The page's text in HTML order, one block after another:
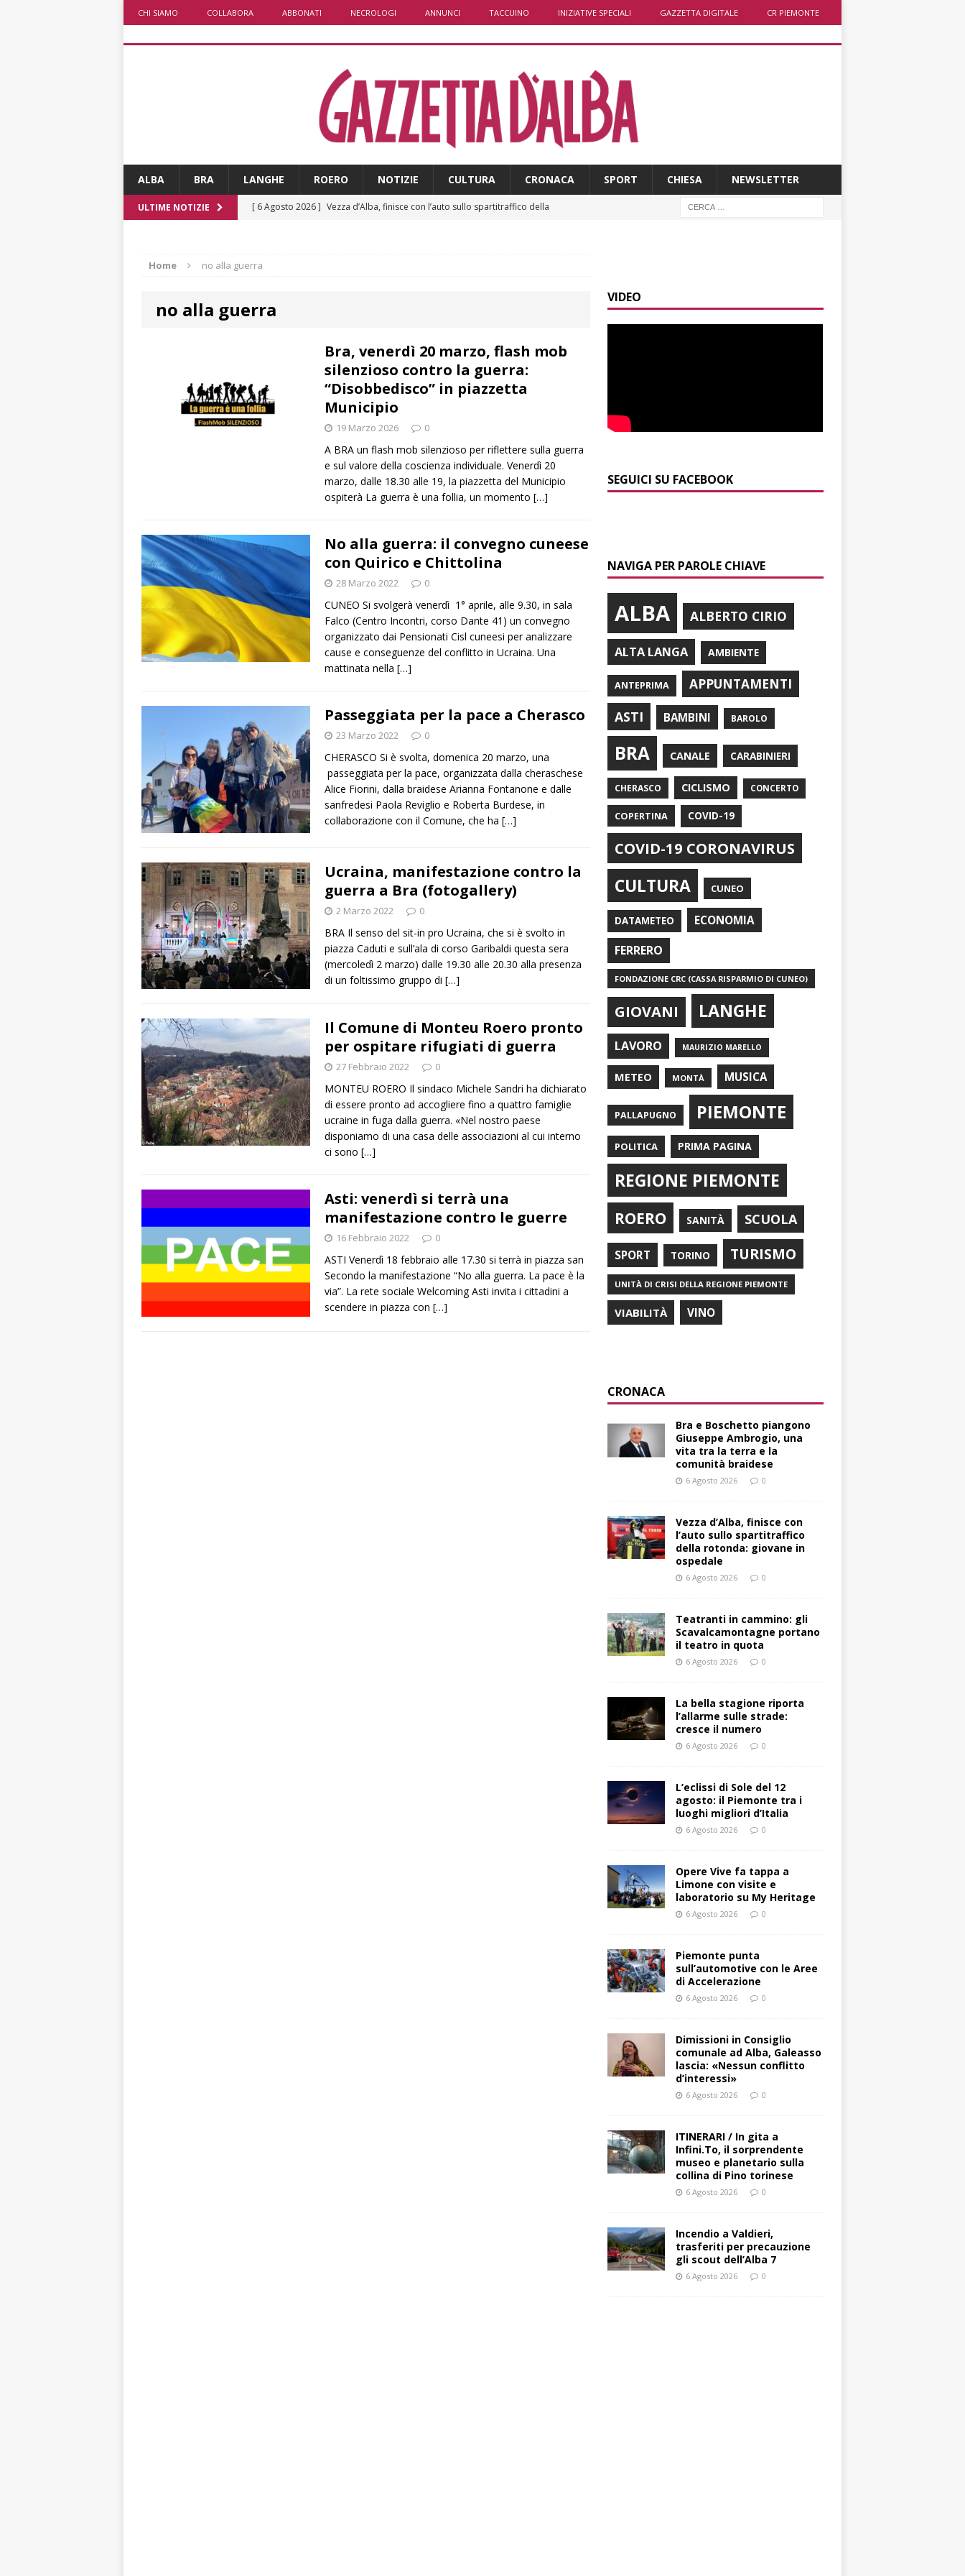
CHI SIAMO COLLABORA ABBONATI NECROLOGI ANNUNCI TACCUINO INIZIATIVE SPECIALI GAZZETTA DIGITALE CR PIEMONTE
ALBA BRA LANGHE ROERO NOTIZIE CULTURA CRONACA SPORT CHIESA NEWSLETTER
ULTIME NOTIZIE [ 6 Agosto 2026 ] Vezza d’Alba, finisce con l’auto sullo spartitraffico della
[ 6 Agosto 2026 ]
Dimissioni in Consiglio comunale ad Alba, Galeasso lascia:
«Nessun conflitto d’interessi»
ALBA
[ 6 Agosto 2026 ]
ITINERARI / In gita a Infini.To, il sorprendente museo e
planetario sulla collina di Pino torinese
ALBA
Incendio a Valdieri, trasferiti per precauzione gli scout
Palio di Asti, Andrea Calamassi confermato mossiere per
[ 6 Agosto 2026 ]
Bra e Boschetto piangono Giuseppe Ambrogio, una vita tra la
terra e la comunità braidese
Home no alla guerra
no alla guerra
Bra, venerdì 20 marzo, flash mob
silenzioso contro la guerra:
“Disobbedisco” in piazzetta
Municipio
19 Marzo 2026 0
A BRA un flash mob silenzioso per riflettere sulla guerra
e sul valore della coscienza individuale. Venerdì 20
marzo, dalle 18.30 alle 19, la piazzetta del Municipio
ospiterà La guerra è una follia, un momento […]
No alla guerra: il convegno cuneese
con Quirico e Chittolina
28 Marzo 2022 0
CUNEO Si svolgerà venerdì 1° aprile, alle 9.30, in sala
Falco (Centro Incontri, corso Dante 41) un convegno
organizzato dai Pensionati Cisl cuneesi per analizzare
cause e conseguenze del conflitto in Ucraina. Una
mattinata nella […]
Passeggiata per la pace a Cherasco
23 Marzo 2022 0
CHERASCO Si è svolta, domenica 20 marzo, una
passeggiata per la pace, organizzata dalla cheraschese
Alice Fiorini, dalla braidese Arianna Fontanone e dalle
sanfredesi Paola Reviglio e Roberta Burdese, in
collaborazione con il Comune, che ha […]
Ucraina, manifestazione contro la
guerra a Bra (fotogallery)
2 Marzo 2022 0
BRA Il senso del sit-in pro Ucraina, che si è svolto in
piazza Caduti e sull’ala di corso Garibaldi questa sera
(mercoledì 2 marzo) dalle 19.30 alle 20.30 alla presenza
di un foltissimo gruppo di […]
Il Comune di Monteu Roero pronto
per ospitare rifugiati di guerra
27 Febbraio 2022 0
MONTEU ROERO Il sindaco Michele Sandri ha dichiarato
di essere pronto ad accogliere fino a quattro famiglie
ucraine in fuga dalla guerra. «Nel nostro paese
disponiamo di una casa delle associazioni al cui interno
ci sono […]
Asti: venerdì si terrà una
manifestazione contro le guerre
16 Febbraio 2022 0
ASTI Venerdì 18 febbraio alle 17.30 si terrà in piazza san
Secondo la manifestazione “No alla guerra. La pace è la
via”. La rete sociale Welcoming Asti invita i cittadini a
scendere in piazza con […]
VIDEO
SEGUICI SU FACEBOOK
NAVIGA PER PAROLE CHIAVE
ALBA ALBERTO CIRIO
ALTA LANGA AMBIENTE
ANTEPRIMA
APPUNTAMENTI
ASTI
BAMBINI BAROLO
BRA CANALE CARABINIERI
CHERASCO CICLISMO CONCERTO
COPERTINA COVID-19
COVID-19 CORONAVIRUS
CULTURA CUNEO
DATAMETEO ECONOMIA
FERRERO
FONDAZIONE CRC (CASSA RISPARMIO DI CUNEO)
GIOVANI LANGHE
LAVORO MAURIZIO MARELLO
METEO MONTÀ MUSICA
PALLAPUGNO PIEMONTE
POLITICA PRIMA PAGINA
REGIONE PIEMONTE
ROERO SANITÀ SCUOLA
SPORT TORINO TURISMO
UNITÀ DI CRISI DELLA REGIONE PIEMONTE
VIABILITÀ VINO
CRONACA
Bra e Boschetto piangono
Giuseppe Ambrogio, una
vita tra la terra e la
comunità braidese
6 Agosto 2026 0
Vezza d’Alba, finisce con
l’auto sullo spartitraffico
della rotonda: giovane in
ospedale
6 Agosto 2026 0
Teatranti in cammino: gli
Scavalcamontagne portano
il teatro in quota
6 Agosto 2026 0
La bella stagione riporta
l’allarme sulle strade:
cresce il numero
6 Agosto 2026 0
L’eclissi di Sole del 12
agosto: il Piemonte tra i
luoghi migliori d’Italia
6 Agosto 2026 0
Opere Vive fa tappa a
Limone con visite e
laboratorio su My Heritage
6 Agosto 2026 0
Piemonte punta
sull’automotive con le Aree
di Accelerazione
6 Agosto 2026 0
Dimissioni in Consiglio
comunale ad Alba, Galeasso
lascia: «Nessun conflitto
d’interessi»
6 Agosto 2026 0
ITINERARI / In gita a
Infini.To, il sorprendente
museo e planetario sulla
collina di Pino torinese
6 Agosto 2026 0
Incendio a Valdieri,
trasferiti per precauzione
gli scout dell’Alba 7
6 Agosto 2026 0